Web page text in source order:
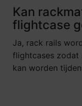
Kan
flightcase
Ja, rack rails
flightcases zodat
kan worden